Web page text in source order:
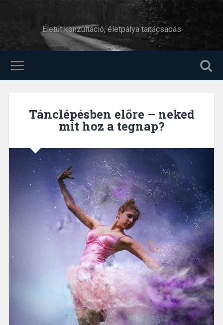
Életút konzultáció, életpálya tanácsadás
Tánclépésben előre – neked
mit hoz a tegnap?